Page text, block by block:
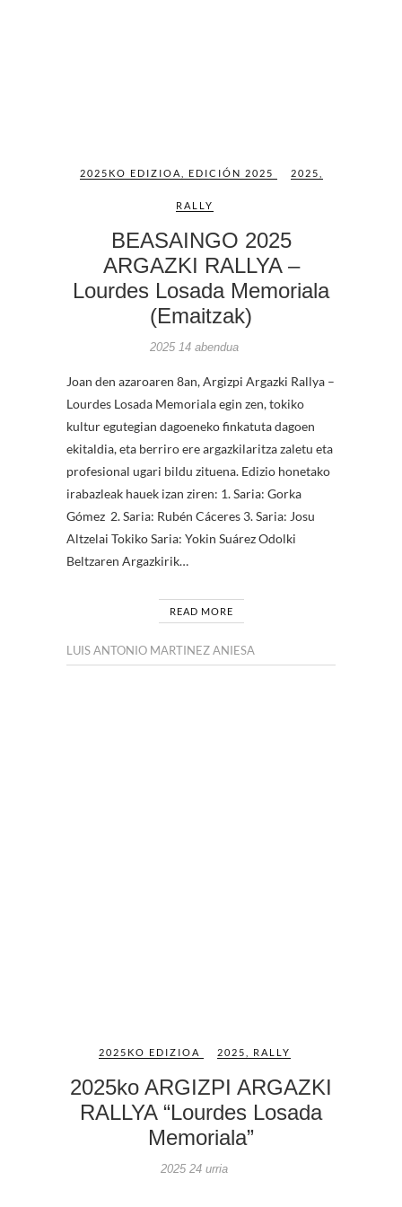
2025KO EDIZIOA EDICIÓN 2025 2025
RALLY
BEASAINGO 2025
ARGAZKI RALLYA –
Lourdes Losada Memoriala
(Emaitzak)
2025 14 abendua
Joan den azaroaren 8an, Argizpi Argazki Rallya –
Lourdes Losada Memoriala egin zen, tokiko
kultur egutegian dagoeneko finkatuta dagoen
ekitaldia, eta berriro ere argazkilaritza zaletu eta
profesional ugari bildu zituena. Edizio honetako
irabazleak hauek izan ziren: 1. Saria: Gorka
Gómez 2. Saria: Rubén Cáceres 3. Saria: Josu
Altzelai Tokiko Saria: Yokin Suárez Odolki
Beltzaren Argazkirik…
READ MORE
LUIS ANTONIO MARTINEZ ANIESA
2025KO EDIZIOA 2025 RALLY
2025ko ARGIZPI ARGAZKI
RALLYA “Lourdes Losada
Memoriala”
2025 24 urria